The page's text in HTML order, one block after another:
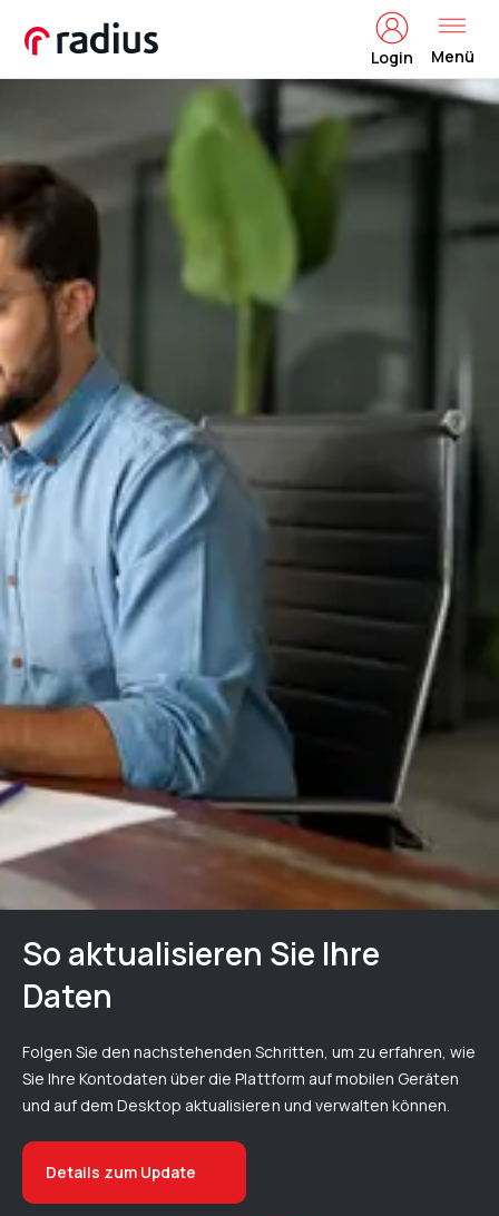
Login Menü
So aktualisieren Sie Ihre
Daten
Folgen Sie den nachstehenden Schritten, um zu erfahren, wie
Sie Ihre Kontodaten über die Plattform auf mobilen Geräten
und auf dem Desktop aktualisieren und verwalten können.
Details zum Update